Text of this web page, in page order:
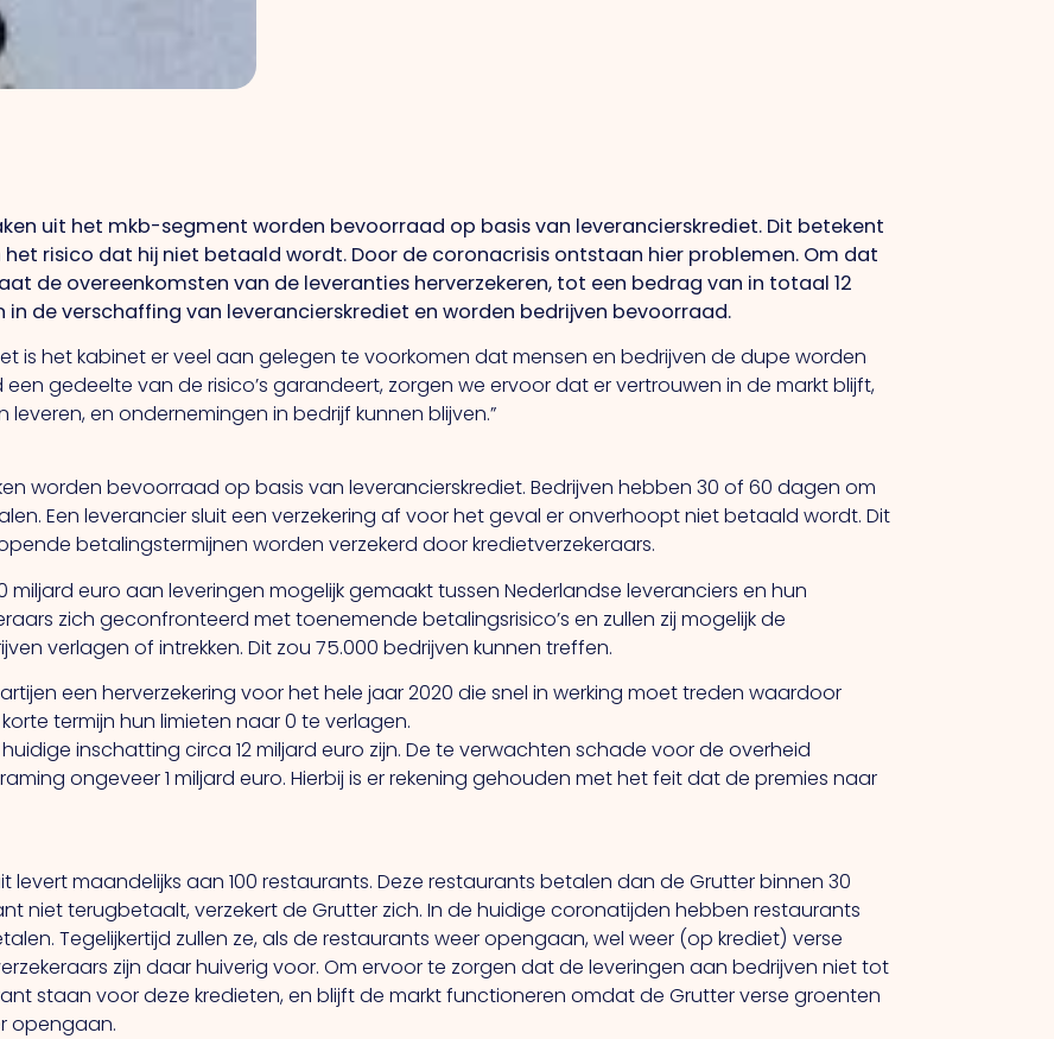
uit het mkb-segment worden bevoorraad op basis van leverancierskrediet. Dit betekent
risico dat hij niet betaald wordt. Door de coronacrisis ontstaan hier problemen. Om dat
de overeenkomsten van de leveranties herverzekeren, tot een bedrag van in totaal 12
de verschaffing van leverancierskrediet en worden bedrijven bevoorraad.
is het kabinet er veel aan gelegen te voorkomen dat mensen en bedrijven de dupe worden
gedeelte van de risico’s garandeert, zorgen we ervoor dat er vertrouwen in de markt blijft,
en ondernemingen in bedrijf kunnen blijven.”
worden bevoorraad op basis van leverancierskrediet. Bedrijven hebben 30 of 60 dagen om
Een leverancier sluit een verzekering af voor het geval er onverhoopt niet betaald wordt. Dit
betalingstermijnen worden verzekerd door kredietverzekeraars.
euro aan leveringen mogelijk gemaakt tussen Nederlandse leveranciers en hun
zich geconfronteerd met toenemende betalingsrisico’s en zullen zij mogelijk de
verlagen of intrekken. Dit zou 75.000 bedrijven kunnen treffen.
een herverzekering voor het hele jaar 2020 die snel in werking moet treden waardoor
termijn hun limieten naar 0 te verlagen.
inschatting circa 12 miljard euro zijn. De te verwachten schade voor de overheid
ongeveer 1 miljard euro. Hierbij is er rekening gehouden met het feit dat de premies naar
levert maandelijks aan 100 restaurants. Deze restaurants betalen dan de Grutter binnen 30
niet terugbetaalt, verzekert de Grutter zich. In de huidige coronatijden hebben restaurants
Tegelijkertijd zullen ze, als de restaurants weer opengaan, wel weer (op krediet) verse
zijn daar huiverig voor. Om ervoor te zorgen dat de leveringen aan bedrijven niet tot
staan voor deze kredieten, en blijft de markt functioneren omdat de Grutter verse groenten
opengaan.